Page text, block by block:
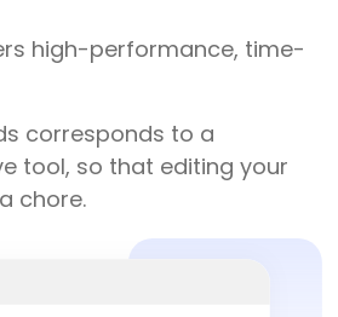
high-performance, time-
corresponds to a
tool, so that editing your
chore.